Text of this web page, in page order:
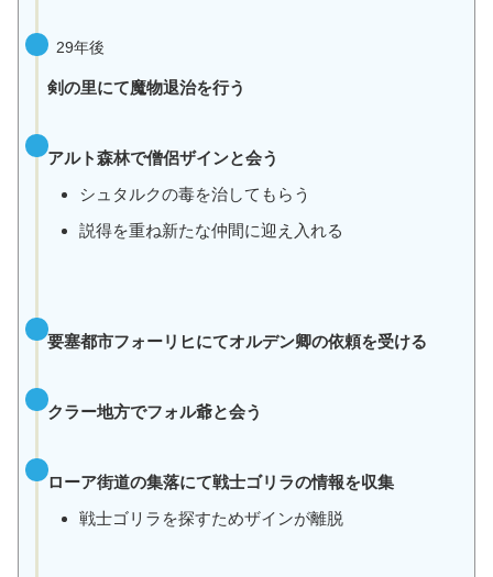
29年後
剣の里にて魔物退治を行う
アルト森林で僧侶ザインと会う
シュタルクの毒を治してもらう
説得を重ね新たな仲間に迎え入れる
要塞都市フォーリヒにてオルデン卿の依頼を受ける
クラー地方でフォル爺と会う
ローア街道の集落にて戦士ゴリラの情報を収集
戦士ゴリラを探すためザインが離脱